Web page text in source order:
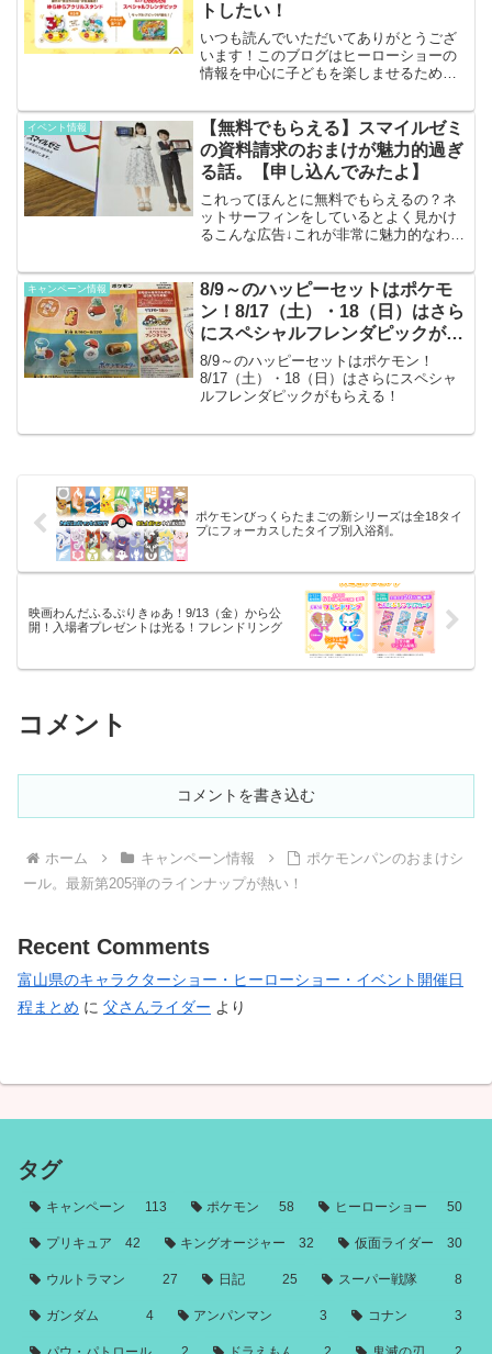
トしたい！
いつも読んでいただいてありがとうござ
います！このブログはヒーローショーの
情報を中心に子どもを楽しませるための
要ガストで対象メニューを注文するとポ
ケモンオリジナルグッズがもらえるキャ
ンペーンが4/23㈭から...
イベント情報
【無料でもらえる】スマイルゼミ
の資料請求のおまけが魅力的過ぎ
る話。【申し込んでみたよ】
これってほんとに無料でもらえるの？ネ
ットサーフィンをしているとよく見かけ
るこんな広告↓これが非常に魅力的なわけ
中。両方男。絶賛ポケモンにドハマリ中
で、なんでもポケモンの絵が入っている
ものを与えれば、狂った...
キャンペーン情報
8/9～のハッピーセットはポケモ
ン！8/17（土）・18（日）はさら
にスペシャルフレンダピックがも
らえる！
8/9～のハッピーセットはポケモン！
8/17（土）・18（日）はさらにスペシャ
ルフレンダピックがもらえる！
ポケモンびっくらたまごの新シリーズは全18タイ
プにフォーカスしたタイプ別入浴剤。
映画わんだふるぷりきゅあ！9/13（金）から公
開！入場者プレゼントは光る！フレンドリング
コメント
コメントを書き込む
ホーム キャンペーン情報
ポケモンパンのおまけシ
ール。最新第205弾のラインナップが熱い！
Recent Comments
富山県のキャラクターショー・ヒーローショー・イベント開催日
程まとめ に 父さんライダー より
タグ
キャンペーン 113 ポケモン 58 ヒーローショー 50
プリキュア 42 キングオージャー 32 仮面ライダー 30
ウルトラマン 27 日記 25 スーパー戦隊 8
ガンダム 4 アンパンマン 3 コナン 3